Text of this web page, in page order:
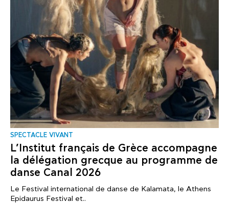
SPECTACLE VIVANT
L’Institut français de Grèce accompagne
la délégation grecque au programme de
danse Canal 2026
Le Festival international de danse de Kalamata, le Athens
Epidaurus Festival et..